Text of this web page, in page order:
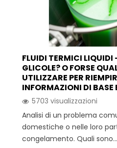
FLUIDI TERMICI
GLICOLE? O FORSE
UTILIZZARE PER
INFORMAZIONI DI BASE
5703 visualizzazioni
Analisi di un problema
domestiche o nelle loro
congelamento. Quali sono...